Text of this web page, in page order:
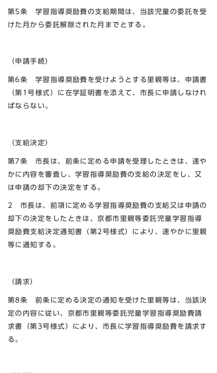
第5条 学習指導奨励費の支給期間は、当該児童の委託を受
けた月から委託解除された月までとする。
（申請手続）
第6条 学習指導奨励費を受けようとする里親等は、申請書
（第1号様式）に在学証明書を添えて、市長に申請しなけれ
ばならない。
（支給決定）
第7条 市長は、前条に定める申請を受理したときは、速や
かに内容を審査し、学習指導奨励費の支給の決定をし、又
は申請の却下の決定をする。
2 市長は、前項に定める学習指導奨励費の支給又は申請の
却下の決定をしたときは、京都市里親等委託児童学習指導
奨励費支給決定通知書（第2号様式）により、速やかに里親
等に通知する。
（請求）
第8条 前条に定める決定の通知を受けた里親等は、当該決
定の内容に従い、京都市里親等委託児童学習指導奨励費請
求書（第3号様式）により、市長に学習指導奨励費を請求す
る。